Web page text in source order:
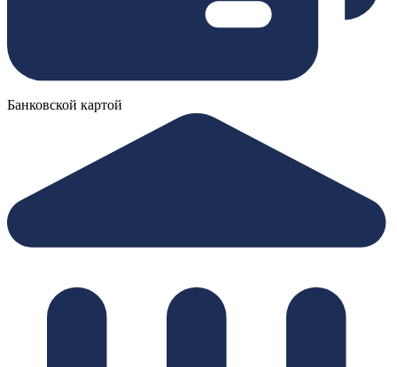
Банковской картой